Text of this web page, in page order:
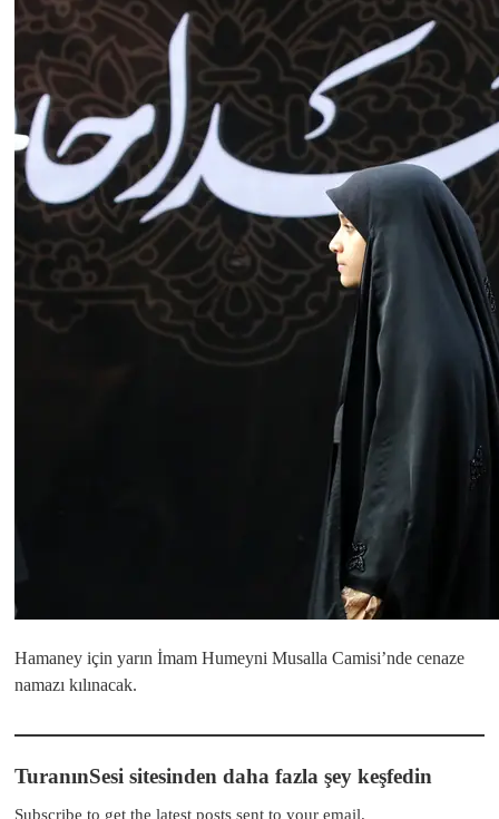
Hamaney için yarın İmam Humeyni Musalla Camisi’nde cenaze
namazı kılınacak.
TuranınSesi sitesinden daha fazla şey keşfedin
Subscribe to get the latest posts sent to your email.